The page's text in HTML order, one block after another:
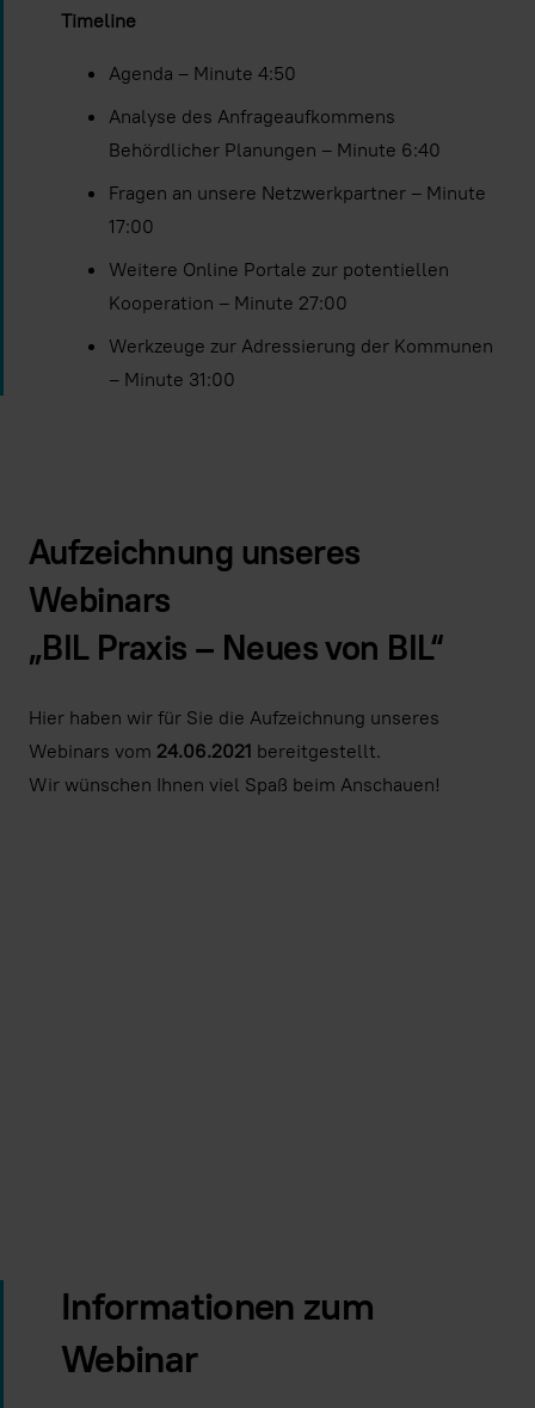
Timeline
Agenda – Minute 4:50
Analyse des Anfrageaufkommens
Behördlicher Planungen – Minute 6:40
Fragen an unsere Netzwerkpartner – Minute
17:00
Weitere Online Portale zur potentiellen
Kooperation – Minute 27:00
Werkzeuge zur Adressierung der Kommunen
– Minute 31:00
Aufzeichnung unseres
Webinars
„BIL Praxis – Neues von BIL“
Hier haben wir für Sie die Aufzeichnung unseres
Webinars vom 24.06.2021 bereitgestellt.
Wir wünschen Ihnen viel Spaß beim Anschauen!
Informationen zum
Webinar